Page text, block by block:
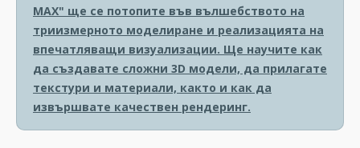
MAX" ще се потопите във вълшебството на
триизмерното моделиране и реализацията на
впечатляващи визуализации. Ще научите как
да създавате сложни 3D модели, да прилагате
текстури и материали, както и как да
извършвате качествен рендеринг.